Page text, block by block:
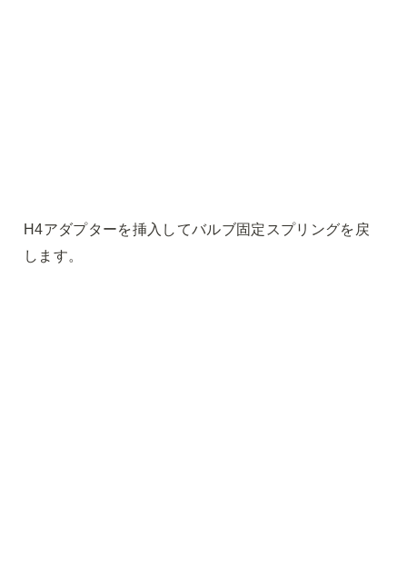
H4アダプターを挿入してバルブ固定スプリングを戻
します。